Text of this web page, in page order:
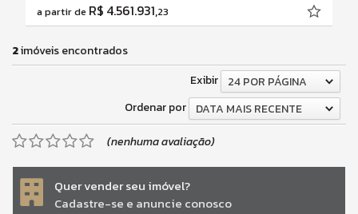
a partir de R$ 4.561.931,23
2imóveis encontrados
Exibir
24 POR PÁGINA
Ordenar por
DATA MAIS RECENTE
(nenhuma avaliação)
Quer vender seu imóvel?
Cadastre-se e anuncie conosco